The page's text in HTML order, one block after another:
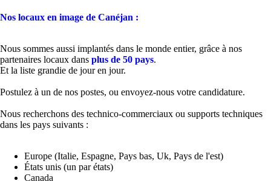
Nos locaux en image de Canéjan :
Nous sommes aussi implantés dans le monde entier, grâce à nos
partenaires locaux dans plus de 50 pays.
Et la liste grandie de jour en jour.
Postulez à un de nos postes, ou envoyez-nous votre candidature.
Nous recherchons des technico-commerciaux ou supports techniques
dans les pays suivants :
Europe (Italie, Espagne, Pays bas, Uk, Pays de l'est)
États unis (un par états)
Canada